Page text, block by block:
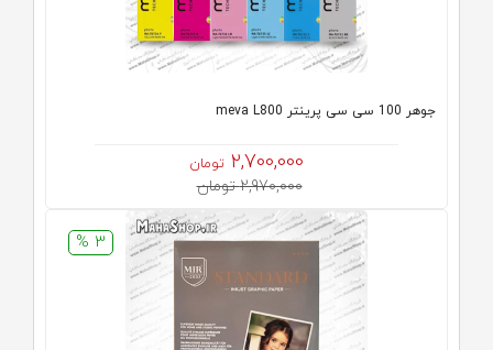
جوهر 100 سی سی پرینتر meva L800
2,700,000 تومان
2,970,000 تومان
3 %